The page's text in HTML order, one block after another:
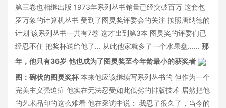
第三卷也相继出版 1973年系列丛书销量已经突破百万 这套包
罗万象的计算机丛书 受到了图灵奖评委会的关注 按照唐纳德的
计划 该系列丛书一共有7卷 这才出到第3本 图灵奖的评委们已
经忍不住 把奖杯送给他了... 从此他家就多了一个水果盘...... 那
年，他只有36岁 他也成为了图灵奖至今年龄最小的获奖者
图：碗状的图灵奖杯本来他应该继续写系列丛书的 但作为一个
完美主义强迫症 他实在无法忍受如此低劣的排版技术 居然把他
的艺术品印的这么难看 他在采访中说： 我忍了很久了，当今的